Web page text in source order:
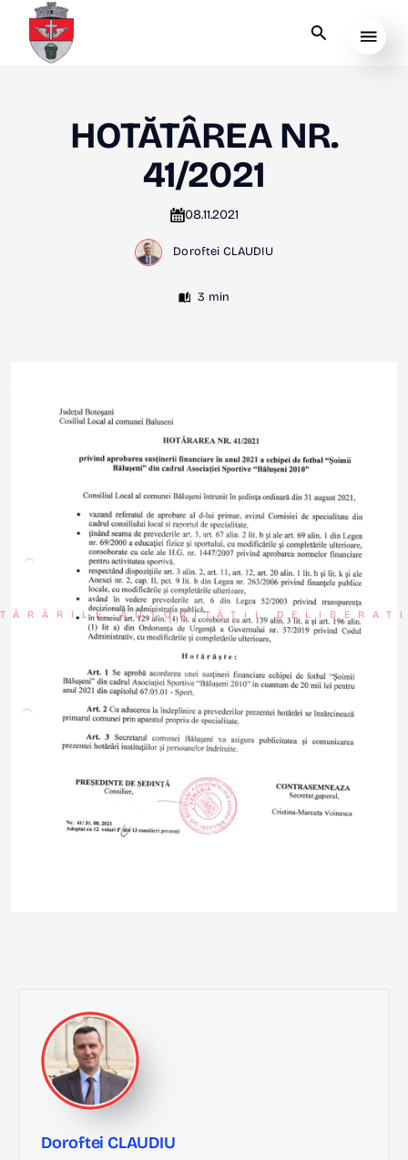
HOTĂTÂREA NR.
41/2021
08.11.2021
Doroftei CLAUDIU
3 min
AUTORITĂȚII
Doroftei CLAUDIU